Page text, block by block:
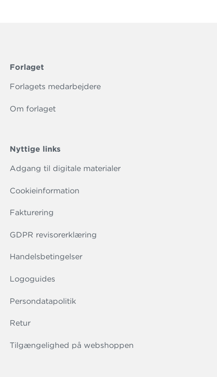
Forlaget
Forlagets medarbejdere
Om forlaget
Nyttige links
Adgang til digitale materialer
Cookieinformation
Fakturering
GDPR revisorerklæring
Handelsbetingelser
Logoguides
Persondatapolitik
Retur
Tilgængelighed på webshoppen